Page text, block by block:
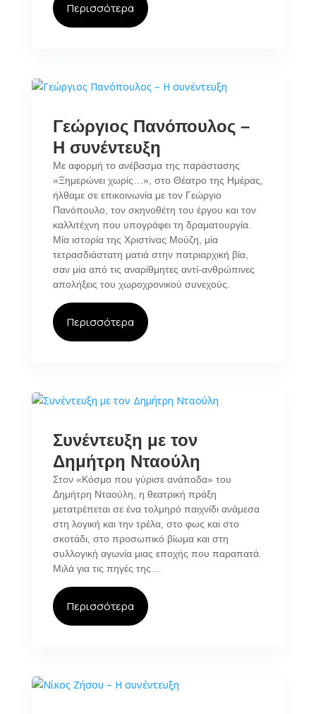
Περισσότερα
Γεώργιος Πανόπουλος –
Η συνέντευξη
Με αφορμή το ανέβασμα της παράστασης
«Ξημερώνει χωρίς…», στο Θέατρο της Ημέρας,
ήλθαμε σε επικοινωνία με τον Γεώργιο
Πανόπουλο, τον σκηνοθέτη του έργου και τον
καλλιτέχνη που υπογράφει τη δραματουργία.
Μία ιστορία της Χριστίνας Μούζη, μία
τετρασδιάστατη ματιά στην πατριαρχική βία,
σαν μία από τις αναρίθμητες αντί-ανθρώπινες
απολήξεις του χωροχρονικού συνεχούς.
Περισσότερα
Συνέντευξη με τον
Δημήτρη Νταούλη
Στον «Κόσμο που γύρισε ανάποδα» του
Δημήτρη Νταούλη, η θεατρική πράξη
μετατρέπεται σε ένα τολμηρό παιχνίδι ανάμεσα
στη λογική και την τρέλα, στο φως και στο
σκοτάδι, στο προσωπικό βίωμα και στη
συλλογική αγωνία μιας εποχής που παραπατά.
Μιλά για τις πηγές της...
Περισσότερα